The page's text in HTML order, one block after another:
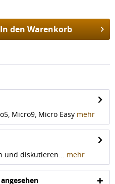
In den Warenkorb
Micro9, Micro Easy mehr
und diskutieren... mehr